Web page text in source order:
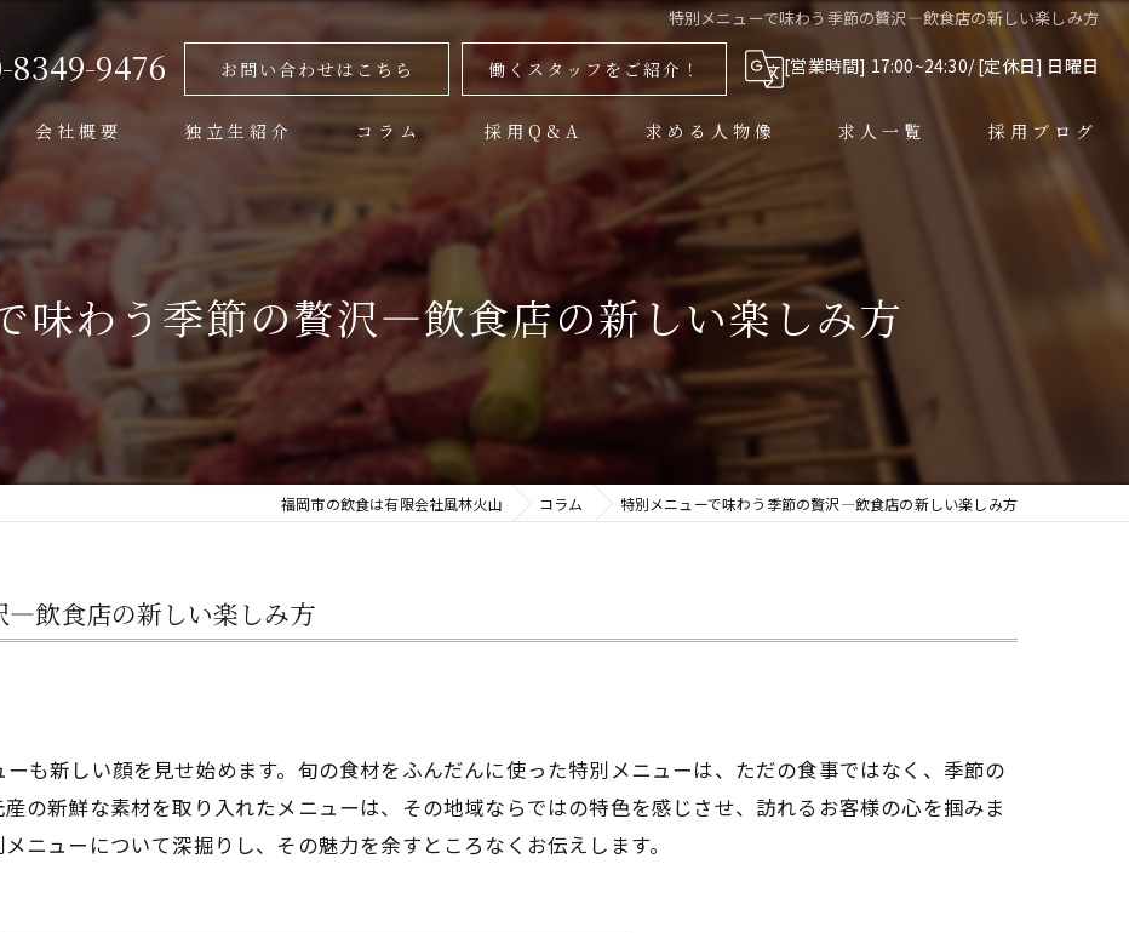
特別メニューで味わう季節の贅沢—飲食店の新しい楽しみ方
8349-9476 お問い合わせはこちら 働くスタッフをご紹介！ [営業時間] 17:00~24:30/ [定休日] 日曜日
会社概要
事業案内
独立生紹介 コラム 採用Q&A 求める人物像 求人一覧 採用ブログ
味わう季節の贅沢—飲食店の新しい楽しみ方
福岡市の飲食は有限会社風林火山 コラム 特別メニューで味わう季節の贅沢—飲食店の新しい楽しみ方
—飲食店の新しい楽しみ方
も新しい顔を見せ始めます。旬の食材をふんだんに使った特別メニューは、ただの食事ではなく、季節の
の新鮮な素材を取り入れたメニューは、その地域ならではの特色を感じさせ、訪れるお客様の心を掴みま
ニューについて深掘りし、その魅力を余すところなくお伝えします。